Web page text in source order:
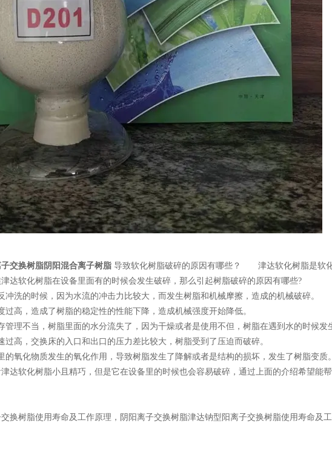
交换树脂阴阳混合离子树脂 导致软化树脂破碎的原因有哪些？ 津达软化树脂是软化
达软化树脂在设备里面有的时候会发生破碎，那么引起树脂破碎的原因有哪些?
洗的时候，因为水流的冲击力比较大，而发生树脂和机械摩擦，造成的机械破碎。
高，造成了树脂的稳定性的性能下降，造成机械强度开始降低。
理不当，树脂里面的水分流失了，因为干燥或者是使用不但，树脂在遇到水的时候发
高，交换床的入口和出口的压力差比较大，树脂受到了压迫而破碎。
氧化物质发生的氧化作用，导致树脂发生了降解或者是结构的损坏，发生了树脂变质
软化树脂小且精巧，但是它在设备里的时候也会容易破碎，通过上面的介绍希望能
换树脂使用寿命及工作原理，阴阳离子交换树脂津达钠型阳离子交换树脂使用寿命及